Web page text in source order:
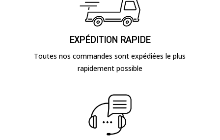
EXPÉDITION RAPIDE
Toutes nos commandes sont expédiées le plus
rapidement possible